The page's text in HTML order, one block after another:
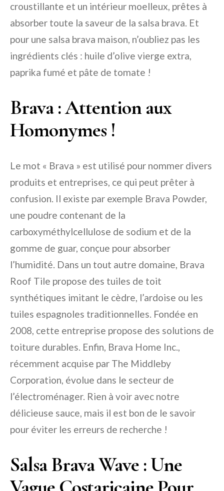
croustillante et un intérieur moelleux, prêtes à
absorber toute la saveur de la salsa brava. Et
pour une salsa brava maison, n’oubliez pas les
ingrédients clés : huile d’olive vierge extra,
paprika fumé et pâte de tomate !
Brava : Attention aux
Homonymes !
Le mot « Brava » est utilisé pour nommer divers
produits et entreprises, ce qui peut prêter à
confusion. Il existe par exemple Brava Powder,
une poudre contenant de la
carboxyméthylcellulose de sodium et de la
gomme de guar, conçue pour absorber
l’humidité. Dans un tout autre domaine, Brava
Roof Tile propose des tuiles de toit
synthétiques imitant le cèdre, l’ardoise ou les
tuiles espagnoles traditionnelles. Fondée en
2008, cette entreprise propose des solutions de
toiture durables. Enfin, Brava Home Inc.,
récemment acquise par The Middleby
Corporation, évolue dans le secteur de
l’électroménager. Rien à voir avec notre
délicieuse sauce, mais il est bon de le savoir
pour éviter les erreurs de recherche !
Salsa Brava Wave : Une